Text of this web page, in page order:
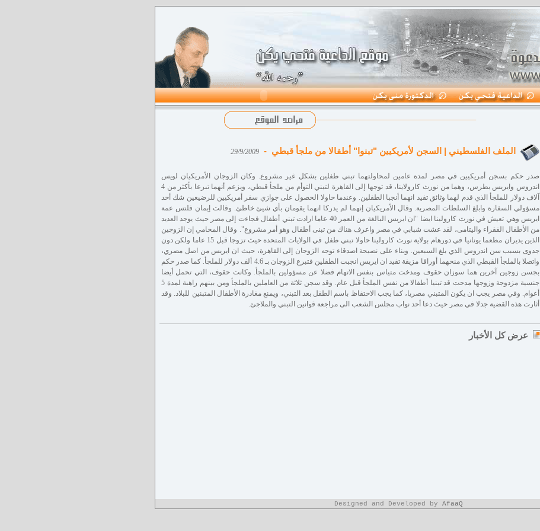
الملف الفلسطيني | السجن لأمريكيين "تبنوا" أطفالا من ملجأ قبطي - 29/9/2009
صدر حكم بسجن أمريكيين في مصر لمدة عامين لمحاولتهما تبني طفلين بشكل غير مشروع. وكان الزوجان الأمريكيان لويس
اندروس وايريس بطرس، وهما من نورث كارولاينا، قد توجها إلى القاهرة لتبني التوأم من ملجأ قبطي، ويزعم أنهما تبرعا بأكثر من 4
آلاف دولار للملجأ الذي قدم لهما وثائق تفيد انهما أنجبا الطفلين. وعندما حاولا الحصول على جوازي سفر أمريكيين للرضيعين شك أحد
مسؤولي السفارة وابلغ السلطات المصرية. وقال الأمريكيان إنهما لم يدركا انهما يقومان بأي شيئ خاطئ. وقالت إيمان فلتس عمة
ايريس وهي تعيش في نورث كارولينا ايضا "ان ايريس البالغة من العمر 40 عاما ارادت تبني أطفال فجاءت إلى مصر حيث يوجد العديد
من الأطفال الفقراء واليتامى، لقد عشت شبابي في مصر واعرف هناك من تبنى أطفال وهو أمر مشروع". وقال المحامي إن الزوجين
الذين يديران مطعما يونانيا في دورهام بولاية نورث كارولينا حاولا تبني طفل في الولايات المتحدة حيث تزوجا قبل 15 عاما ولكن دون
جدوى بسبب سن اندروس الذي بلغ السبعين. وبناء على نصيحة اصدقاء توجه الزوجان إلى القاهرة، حيث ان ايريس من اصل مصري،
واتصلا بالملجأ القبطي الذي منحهما أوراقا مزيفة تفيد ان ايريس انجبت الطفلين فتبرع الزوجان بـ 4.6 ألف دولار للملجأ. كما صدر حكم
بجسن زوجين آخرين هما سوزان حقوف ومدخت متياس بنفس الاتهام فضلا عن مسؤولين بالملجأ. وكانت حقوف، التي تحمل أيضا
جنسية مزدوجة وزوجها مدحت قد تبنيا أطفالا من نفس الملجأ قبل عام. وقد سجن ثلاثة من العاملين بالملجأ ومن بينهم راهبة لمدة 5
أعوام. وفي مصر يجب ان يكون المتبني مصريا، كما يجب الاحتفاظ باسم الطفل بعد التبني، ويمنع مغادرة الأطفال المتبنين للبلاد. وقد
أثارت هذه القضية جدلا في مصر حيث دعا أحد نواب مجلس الشعب الى مراجعة قوانين التبني والملاجئ.
عرض كل الأخبار
Designed and Developed by AfaaQ